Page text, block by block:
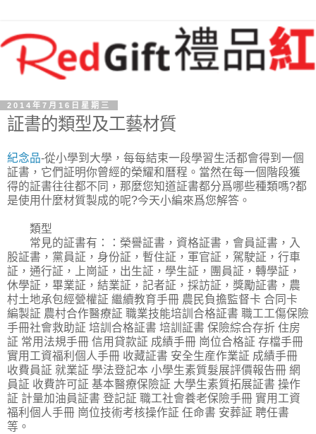
2014年7月16日星期三
証書的類型及工藝材質
紀念品-從小學到大學，每每結束一段學習生活都會得到一個
証書，它們証明你曾經的榮耀和曆程。當然在每一個階段獲
得的証書往往都不同，那麼您知道証書都分爲哪些種類嗎?都
是使用什麼材質製成的呢?今天小編來爲您解答。
類型
常見的証書有：：榮譽証書，資格証書，會員証書，入
股証書，黨員証，身份証，暫住証，軍官証，駕駛証，行車
証，通行証，上崗証，出生証，學生証，團員証，轉學証，
休學証，畢業証，結業証，記者証，採訪証，獎勵証書，農
村土地承包經營權証 繼續教育手冊 農民負擔監督卡 合同卡
編製証 農村合作醫療証 職業技能培訓合格証書 職工工傷保險
手冊社會救助証 培訓合格証書 培訓証書 保險綜合存折 住房
証 常用法規手冊 信用貸款証 成績手冊 崗位合格証 存檔手冊
實用工資福利個人手冊 收藏証書 安全生産作業証 成績手冊
收費員証 就業証 學法登記本 小學生素質髮展評價報告冊 網
員証 收費許可証 基本醫療保險証 大學生素質拓展証書 操作
証 計量加油員証書 登記証 職工社會養老保險手冊 實用工資
福利個人手冊 崗位技術考核操作証 任命書 安葬証 聘任書
等。